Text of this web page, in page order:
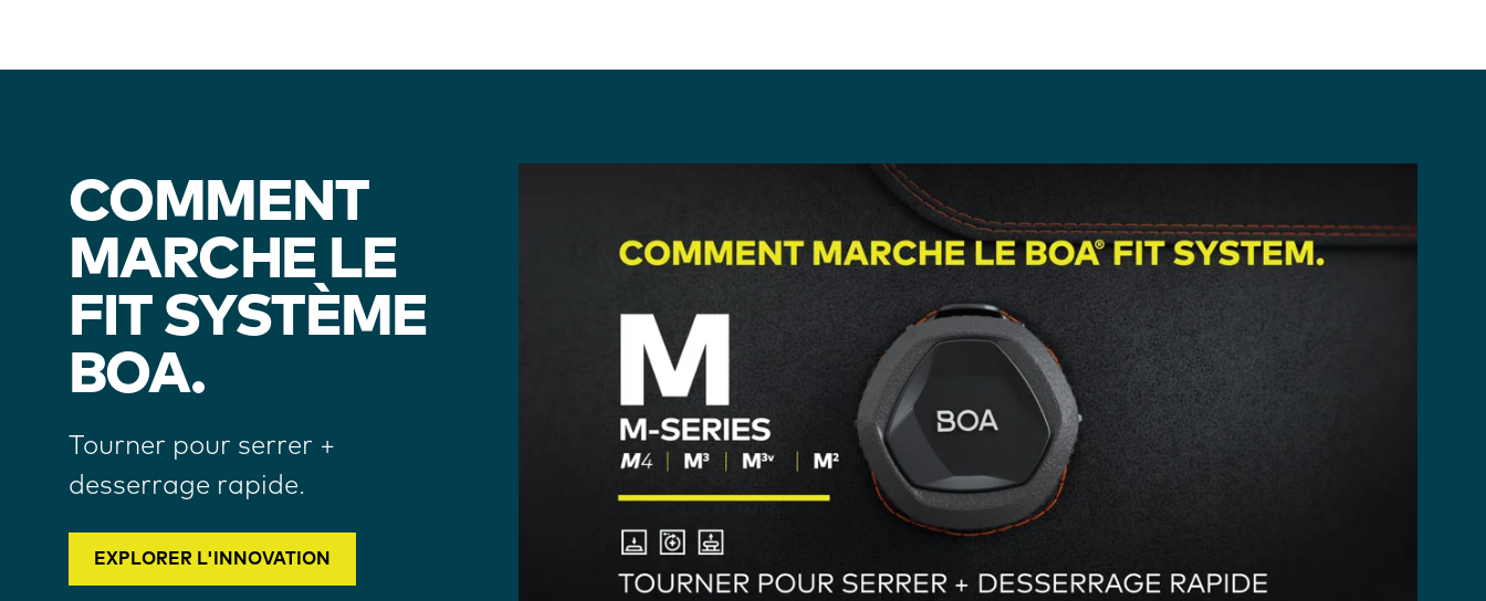
COMMENT
MARCHE LE
FIT SYSTÈME
BOA.
Tourner pour serrer +
desserrage rapide.
EXPLORER L'INNOVATION